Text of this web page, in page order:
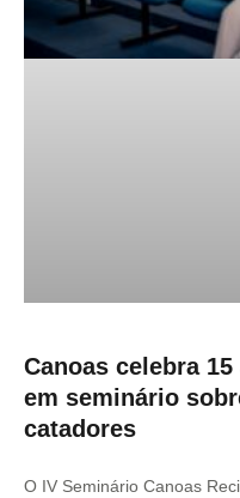
Canoas celebra
em seminário
catadores
O IV Seminário Canoas